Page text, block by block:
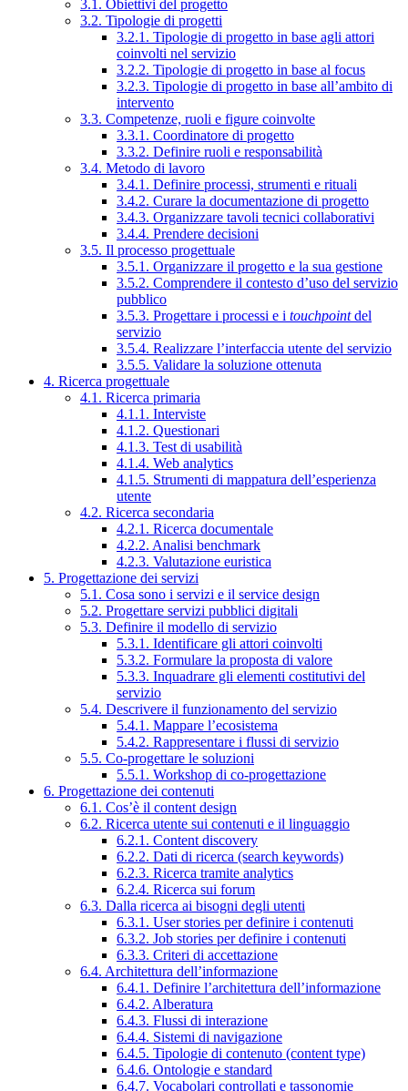
3.1. Obiettivi del progetto
3.2. Tipologie di progetti
3.2.1. Tipologie di progetto in base agli attori
coinvolti nel servizio
3.2.2. Tipologie di progetto in base al focus
3.2.3. Tipologie di progetto in base all’ambito di
intervento
3.3. Competenze, ruoli e figure coinvolte
3.3.1. Coordinatore di progetto
3.3.2. Definire ruoli e responsabilità
3.4. Metodo di lavoro
3.4.1. Definire processi, strumenti e rituali
3.4.2. Curare la documentazione di progetto
3.4.3. Organizzare tavoli tecnici collaborativi
3.4.4. Prendere decisioni
3.5. Il processo progettuale
3.5.1. Organizzare il progetto e la sua gestione
3.5.2. Comprendere il contesto d’uso del servizio
pubblico
3.5.3. Progettare i processi e i touchpointdel
servizio
3.5.4. Realizzare l’interfaccia utente del servizio
3.5.5. Validare la soluzione ottenuta
4. Ricerca progettuale
4.1. Ricerca primaria
4.1.1. Interviste
4.1.2. Questionari
4.1.3. Test di usabilità
4.1.4. Web analytics
4.1.5. Strumenti di mappatura dell’esperienza
utente
4.2. Ricerca secondaria
4.2.1. Ricerca documentale
4.2.2. Analisi benchmark
4.2.3. Valutazione euristica
5. Progettazione dei servizi
5.1. Cosa sono i servizi e il service design
5.2. Progettare servizi pubblici digitali
5.3. Definire il modello di servizio
5.3.1. Identificare gli attori coinvolti
5.3.2. Formulare la proposta di valore
5.3.3. Inquadrare gli elementi costitutivi del
servizio
5.4. Descrivere il funzionamento del servizio
5.4.1. Mappare l’ecosistema
5.4.2. Rappresentare i flussi di servizio
5.5. Co-progettare le soluzioni
5.5.1. Workshop di co-progettazione
6. Progettazione dei contenuti
6.1. Cos’è il content design
6.2. Ricerca utente sui contenuti e il linguaggio
6.2.1. Content discovery
6.2.2. Dati di ricerca (search keywords)
6.2.3. Ricerca tramite analytics
6.2.4. Ricerca sui forum
6.3. Dalla ricerca ai bisogni degli utenti
6.3.1. User stories per definire i contenuti
6.3.2. Job stories per definire i contenuti
6.3.3. Criteri di accettazione
6.4. Architettura dell’informazione
6.4.1. Definire l’architettura dell’informazione
6.4.2. Alberatura
6.4.3. Flussi di interazione
6.4.4. Sistemi di navigazione
6.4.5. Tipologie di contenuto (content type)
6.4.6. Ontologie e standard
6.4.7. Vocabolari controllati e tassonomie